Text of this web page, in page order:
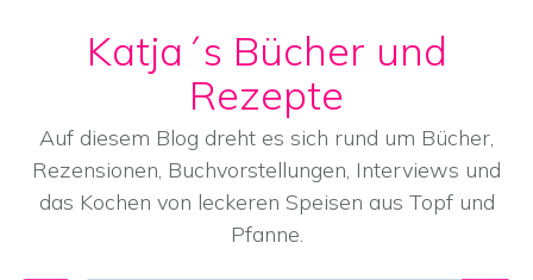
Skip to content
Katja´s Bücher und
Rezepte
Auf diesem Blog dreht es sich rund um Bücher,
Rezensionen, Buchvorstellungen, Interviews und
das Kochen von leckeren Speisen aus Topf und
Pfanne.